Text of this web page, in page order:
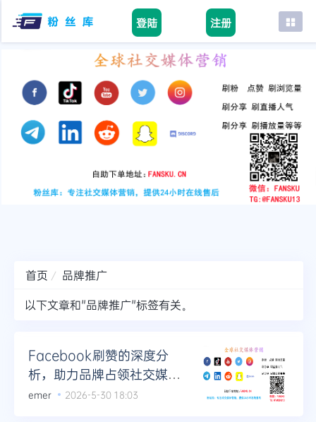
登陆 注册
首页
tiktok
youtube
instagram
首页
品牌推广
以下文章和"品牌推广"标签有关。
Facebook刷赞的深度分
析，助力品牌占领社交媒体
市场
emer 2026-5-30 18:03